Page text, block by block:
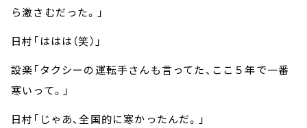
ら激さむだった。」
日村「ははは（笑）」
設楽「タクシーの運転手さんも言ってた、ここ５年で一番
寒いって。」
日村「じゃあ、全国的に寒かったんだ。」